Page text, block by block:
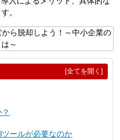
。
[全てを開く]
ールが必要なのか